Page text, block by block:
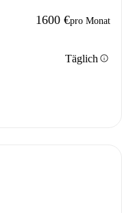
1600 €pro Monat
Täglichinfo